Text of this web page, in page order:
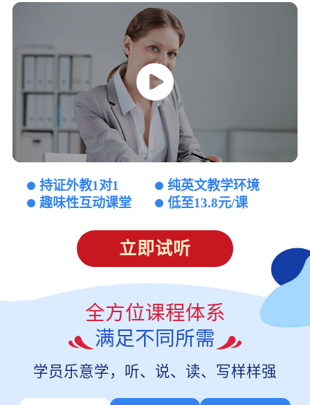
持证外教1对1
纯英文教学环境
趣味性互动课堂
低至13.8元/课
立即试听
全方位课程体系
满足不同所需
学员乐意学，听、说、读、写样样强